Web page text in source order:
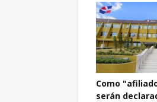
Como
serán